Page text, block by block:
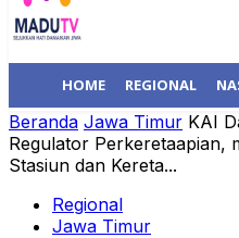
HOME REGIONAL
Beranda Jawa Timur KAI
Regulator Perkeretaapian,
Stasiun dan Kereta...
Regional
Jawa Timur